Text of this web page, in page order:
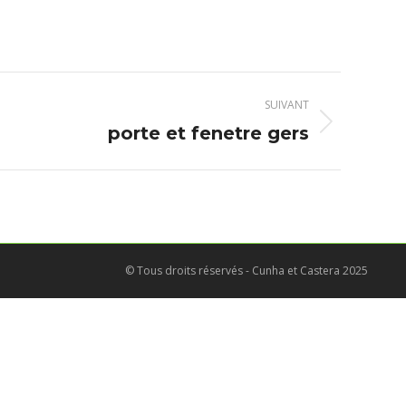
SUIVANT
porte et fenetre gers
© Tous droits réservés - Cunha et Castera 2025